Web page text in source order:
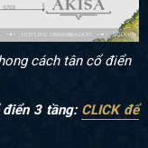
cách tân cổ điển
điển 3 tầng: CLICK để